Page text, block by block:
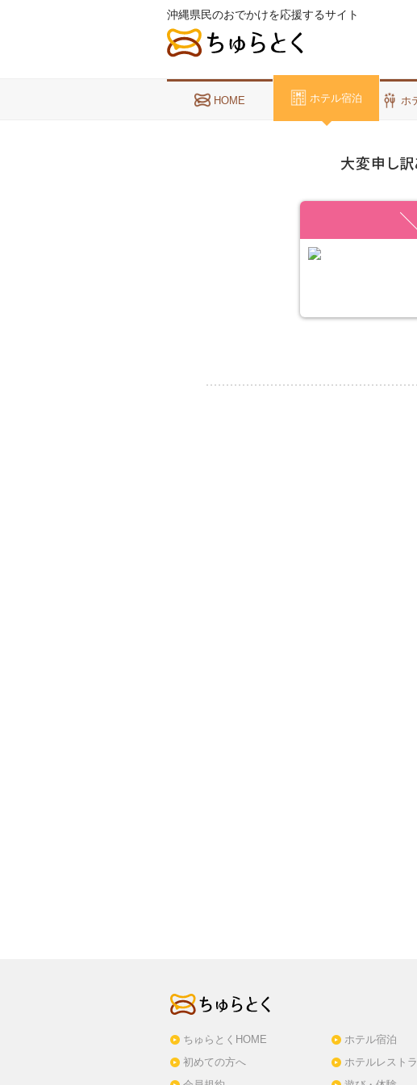
沖縄県民のおでかけを応援するサイト
HOME ホテル宿泊 ホ
大変申し訳
ちゅらとくHOME
初めての方へ
ホテル宿泊
ホテルレスト